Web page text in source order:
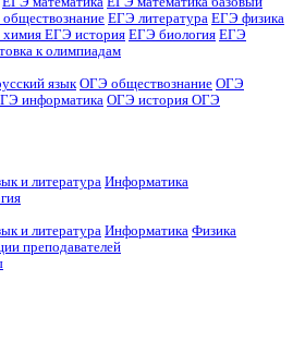
ЕГЭ литература ЕГЭ физика
ЕГЭ история ЕГЭ биология ЕГЭ
к олимпиадам
язык ОГЭ обществознание ОГЭ
информатика ОГЭ история ОГЭ
и литература Информатика
и литература Информатика Физика
преподавателей